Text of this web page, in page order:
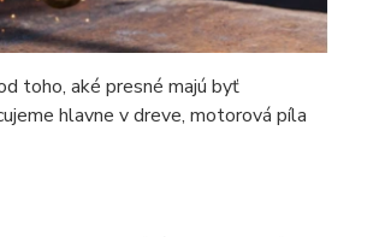
toho, aké presné majú byť
hlavne v dreve, motorová píla